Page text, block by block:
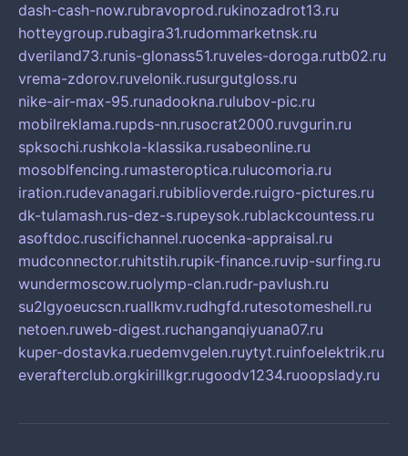
dash-cash-now.rubravoprod.rukinozadrot13.ru
hotteygroup.rubagira31.rudommarketnsk.ru
dveriland73.runis-glonass51.ruveles-doroga.rutb02.ru
vrema-zdorov.ruvelonik.rusurgutgloss.ru
nike-air-max-95.runadookna.rulubov-pic.ru
mobilreklama.rupds-nn.rusocrat2000.ruvgurin.ru
spksochi.rushkola-klassika.rusabeonline.ru
mosoblfencing.rumasteroptica.rulucomoria.ru
iration.rudevanagari.rubiblioverde.ruigro-pictures.ru
dk-tulamash.rus-dez-s.rupeysok.rublackcountess.ru
asoftdoc.ruscifichannel.ruocenka-appraisal.ru
mudconnector.ruhitstih.rupik-finance.ruvip-surfing.ru
wundermoscow.ruolymp-clan.rudr-pavlush.ru
su2lgyoeucscn.ruallkmv.rudhgfd.rutesotomeshell.ru
netoen.ruweb-digest.ruchanganqiyuana07.ru
kuper-dostavka.ruedemvgelen.ruytyt.ruinfoelektrik.ru
everafterclub.orgkirillkgr.rugoodv1234.ruoopslady.ru